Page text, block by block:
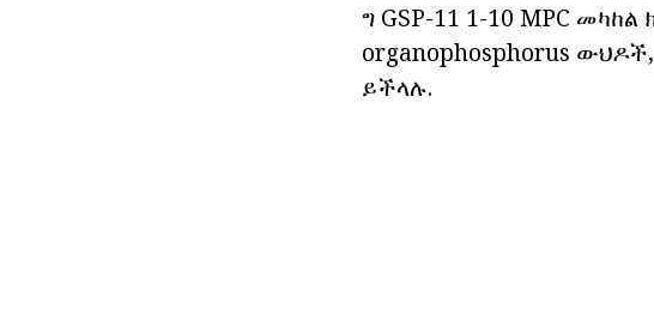
ግ GSP-11 1-10 MPC
organophosphorus
ይችላሉ.